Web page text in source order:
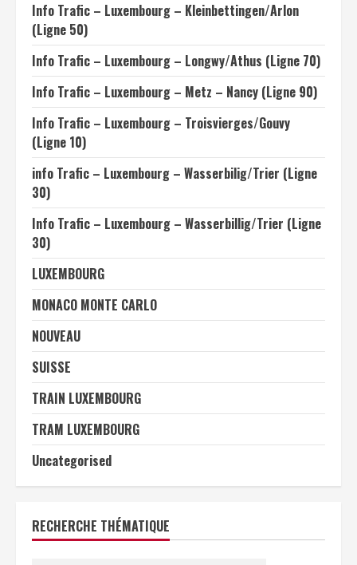
Info Trafic – Luxembourg – Kleinbettingen/Arlon
(Ligne 50)
Info Trafic – Luxembourg – Longwy/Athus (Ligne 70)
Info Trafic – Luxembourg – Metz – Nancy (Ligne 90)
Info Trafic – Luxembourg – Troisvierges/Gouvy
(Ligne 10)
info Trafic – Luxembourg – Wasserbilig/Trier (Ligne
30)
Info Trafic – Luxembourg – Wasserbillig/Trier (Ligne
30)
LUXEMBOURG
MONACO MONTE CARLO
NOUVEAU
SUISSE
TRAIN LUXEMBOURG
TRAM LUXEMBOURG
Uncategorised
RECHERCHE THÉMATIQUE